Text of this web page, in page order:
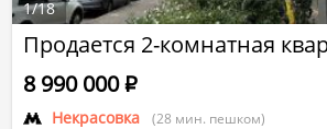
Продается 2-комнатная
Некрасовка (28 мин. пешком)
8 990 000Р
1/18